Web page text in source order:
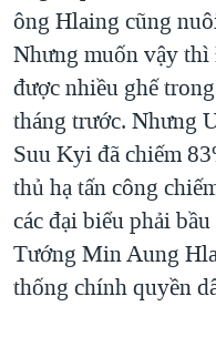
ông Hlaing cũng
Nhưng muốn vậy
được nhiều ghế
tháng trước. Nhưng
Suu Kyi đã chiếm
thủ hạ tấn công
các đại biểu phải
Tướng Min Aung
thống chính quyền